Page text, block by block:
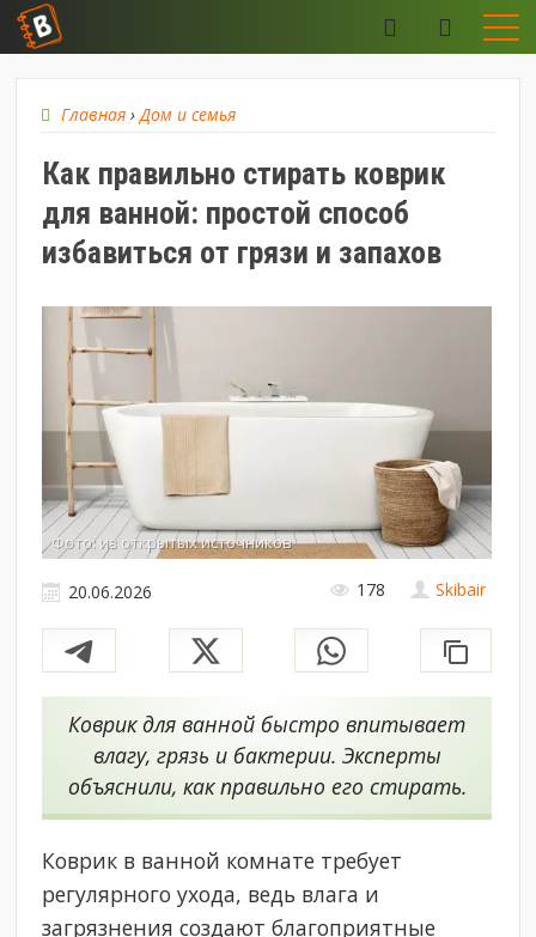
Главная ›Дом и семья
Как правильно стирать коврик
для ванной: простой способ
избавиться от грязи и запахов
Фото: из открытых источников
Skibair
20.06.2026 178
Коврик для ванной быстро впитывает
влагу, грязь и бактерии. Эксперты
объяснили, как правильно его стирать.
Коврик в ванной комнате требует
регулярного ухода, ведь влага и
загрязнения создают благоприятные